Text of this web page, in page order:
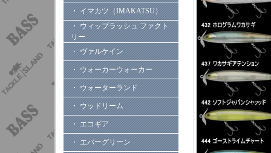
・ イマカツ（IMAKATSU）
・ ウィップラッシュ ファクト
リー
・ ヴァルケイン
・ ウォーカーウォーカー
・ ウォーターランド
・ ウッドリーム
・ エコギア
・ エバーグリーン